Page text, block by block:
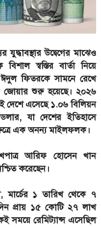
যুদ্ধাবস্থার উদ্বেগের মাঝেও
স্বস্তির বার্তা নিয়ে
ঈদুল ফিতরকে সামনে রেখে
জোয়ার শুরু হয়েছে। ২০২৬
দেশে এসেছে ১.০৬ বিলিয়ন
যা দেশের ইতিহাসে
এক অনন্য মাইলফলক।
আরিফ হোসেন খান
করেছেন।
মার্চের ১ তারিখ থেকে ৭
প্রায় ১৫ কোটি ২৭ লাখ
সময়ে রেমিট্যান্স এসেছিল